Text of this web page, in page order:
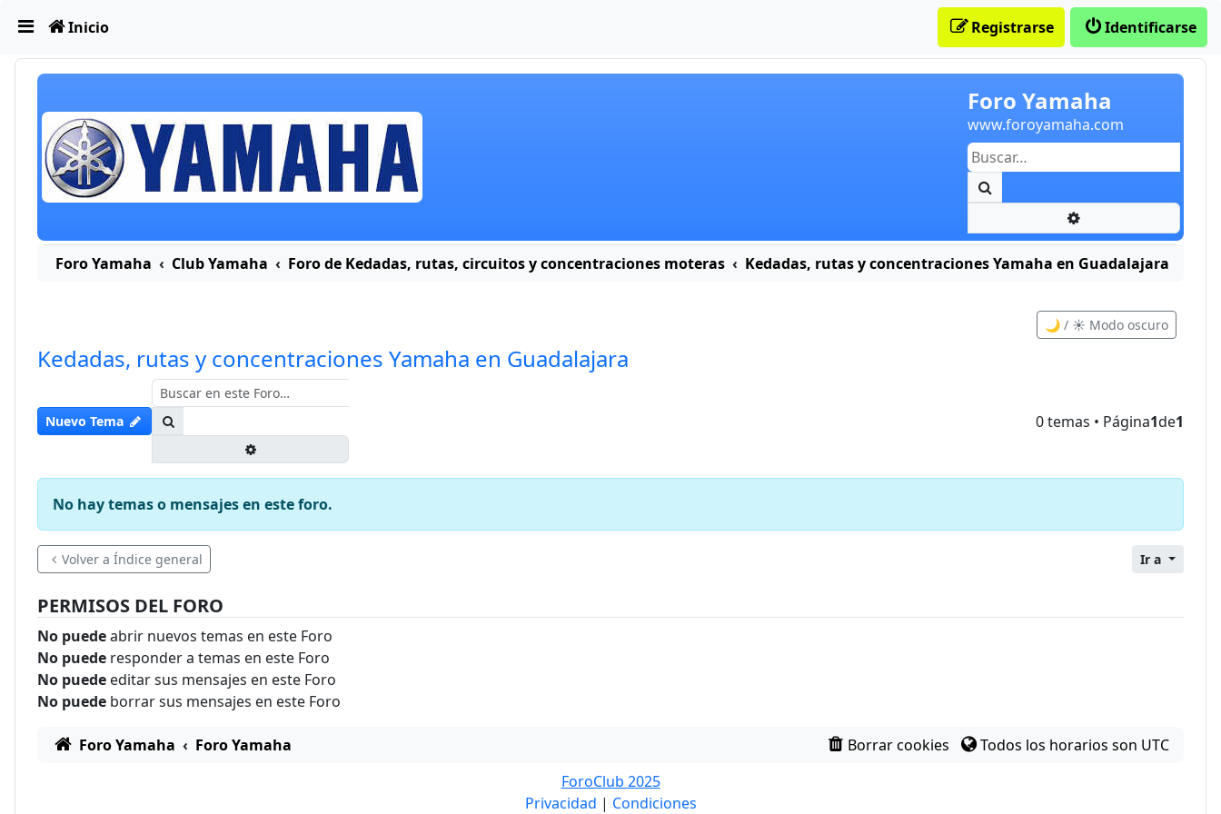
Obviar
Foro Yamaha
www.foroyamaha.com
Inicio Identificarse
Registrarse
Foro Yamaha Club Yamaha Foro de Kedadas, rutas, circuitos y concentraciones moteras Kedadas, rutas y concentraciones Yamaha en Guadalajara
🌙 / ☀️ Modo oscuro
Kedadas, rutas y concentraciones Yamaha en Guadalajara
Nuevo Tema 0 temas • Página1de1
No hay temas o mensajes en este foro.
Volver a Índice general Ir a
PERMISOS DEL FORO
No puedeabrir nuevos temas en este Foro
No puede responder a temas en este Foro
No puede editar sus mensajes en este Foro
No puede borrar sus mensajes en este Foro
Foro Yamaha Foro Yamaha Borrar cookies Todos los horarios son UTC
ForoClub 2025
Privacidad | Condiciones